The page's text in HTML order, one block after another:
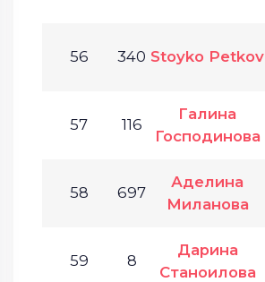
56 340 Stoyko Petkov
57 116
Галина
Господинова
58 697
Аделина
Миланова
59 8
Дарина
Станоилова